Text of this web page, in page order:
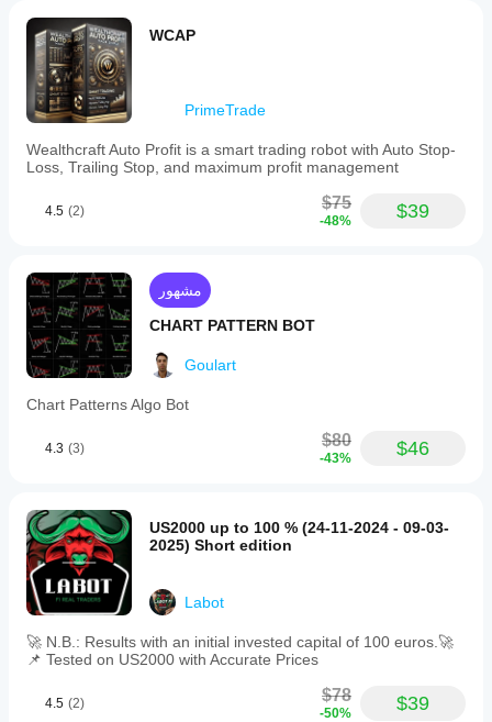
WCAP
PrimeTrade
Wealthcraft Auto Profit is a smart trading robot with Auto Stop-
Loss, Trailing Stop, and maximum profit management
4.5 (2) $75
-48% $39
مشهور
CHART PATTERN BOT
Goulart
Chart Patterns Algo Bot
4.3 (3) $80
-43% $46
US2000 up to 100 % (24-11-2024 - 09-03-
2025) Short edition
Labot
🚀 N.B.: Results with an initial invested capital of 100 euros.🚀
📌 Tested on US2000 with Accurate Prices
4.5 (2) $78
-50% $39